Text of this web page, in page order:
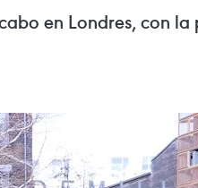
en Londres, con